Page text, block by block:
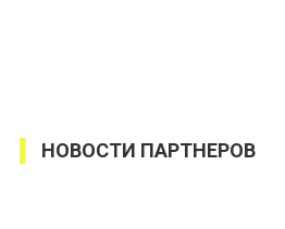
НОВОСТИ ПАРТНЕРОВ